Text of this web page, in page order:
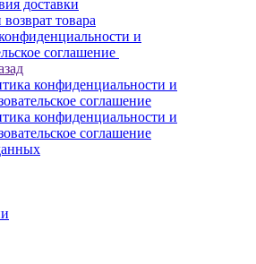
доставки
товара
и
соглашение
конфиденциальности и
соглашение
конфиденциальности и
соглашение